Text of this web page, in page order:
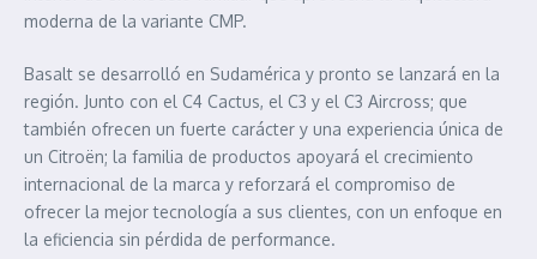
moderna de la variante CMP.
Basalt se desarrolló en Sudamérica y pronto se lanzará en la
región. Junto con el C4 Cactus, el C3 y el C3 Aircross; que
también ofrecen un fuerte carácter y una experiencia única de
un Citroën; la familia de productos apoyará el crecimiento
internacional de la marca y reforzará el compromiso de
ofrecer la mejor tecnología a sus clientes, con un enfoque en
la eficiencia sin pérdida de performance.